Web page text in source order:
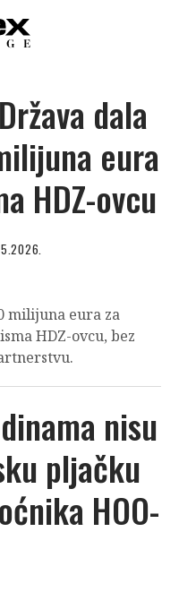
dala
eura
HDZ-ovcu
milijuna eura za
HDZ-ovcu, bez
nisu
pljačku
HOO-